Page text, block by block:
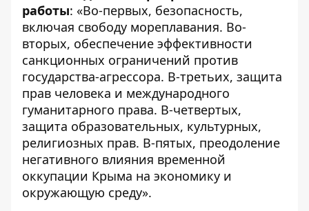
работы: «Во-первых, безопасность,
включая свободу мореплавания. Во-
вторых, обеспечение эффективности
санкционных ограничений против
государства-агрессора. В-третьих, защита
прав человека и международного
гуманитарного права. В-четвертых,
защита образовательных, культурных,
религиозных прав. В-пятых, преодоление
негативного влияния временной
оккупации Крыма на экономику и
окружающую среду».